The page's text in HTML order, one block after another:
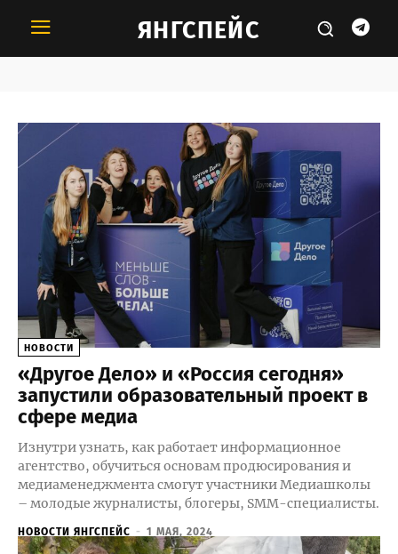
ЯНГСПЕЙС
Тема: медиа
НОВОСТИ
«Другое Дело» и «Россия сегодня»
запустили образовательный проект в
сфере медиа
Изнутри узнать, как работает информационное
агентство, обучиться основам продюсирования и
медиаменеджмента смогут участники Медиашколы
– молодые журналисты, блогеры, SMM-специалисты.
НОВОСТИ ЯНГСПЕЙС - 1 МАЯ, 2024